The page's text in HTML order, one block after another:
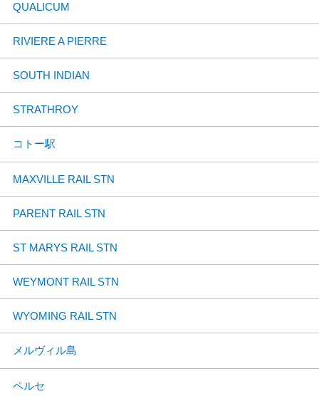
QUALICUM
RIVIERE A PIERRE
SOUTH INDIAN
STRATHROY
コトー駅
MAXVILLE RAIL STN
PARENT RAIL STN
ST MARYS RAIL STN
WEYMONT RAIL STN
WYOMING RAIL STN
メルヴィル島
ペルセ